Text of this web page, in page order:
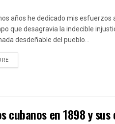
años he dedicado mis esfuerzos
que desagravia la indecible
desdeñable del pueblo...
DETAILS
cubanos en 1898 y